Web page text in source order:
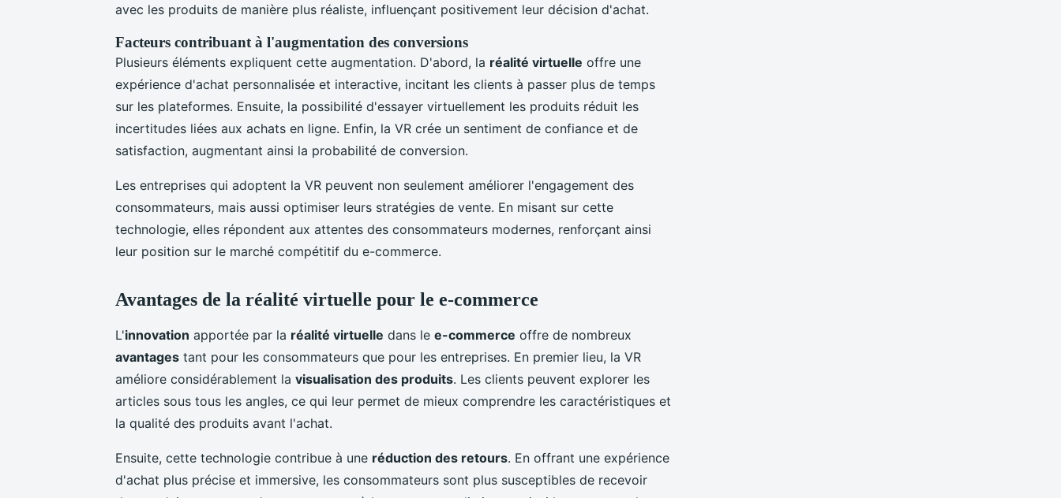
avec les produits de manière plus réaliste, influençant positivement leur décision d'achat.
Facteurs contribuant à l'augmentation des conversions
Plusieurs éléments expliquent cette augmentation. D'abord, la réalité virtuelle offre une
expérience d'achat personnalisée et interactive, incitant les clients à passer plus de temps
sur les plateformes. Ensuite, la possibilité d'essayer virtuellement les produits réduit les
incertitudes liées aux achats en ligne. Enfin, la VR crée un sentiment de confiance et de
satisfaction, augmentant ainsi la probabilité de conversion.
Les entreprises qui adoptent la VR peuvent non seulement améliorer l'engagement des
consommateurs, mais aussi optimiser leurs stratégies de vente. En misant sur cette
technologie, elles répondent aux attentes des consommateurs modernes, renforçant ainsi
leur position sur le marché compétitif du e-commerce.
Avantages de la réalité virtuelle pour le e-commerce
L'innovation apportée par la réalité virtuelle dans le e-commerce offre de nombreux
avantages tant pour les consommateurs que pour les entreprises. En premier lieu, la VR
améliore considérablement la visualisation des produits. Les clients peuvent explorer les
articles sous tous les angles, ce qui leur permet de mieux comprendre les caractéristiques et
la qualité des produits avant l'achat.
Ensuite, cette technologie contribue à une réduction des retours. En offrant une expérience
d'achat plus précise et immersive, les consommateurs sont plus susceptibles de recevoir